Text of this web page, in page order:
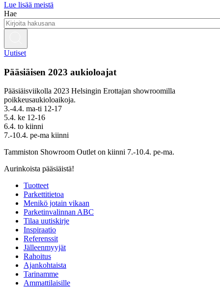
Lue lisää meistä
Hae
Uutiset
Pääsiäisen 2023 aukioloajat
Pääsiäisviikolla 2023 Helsingin Erottajan showroomilla
poikkeusaukioloaikoja.
3.-4.4. ma-ti 12-17
5.4. ke 12-16
6.4. to kiinni
7.-10.4. pe-ma kiinni
Tammiston Showroom Outlet on kiinni 7.-10.4. pe-ma.
Aurinkoista pääsiäistä!
Tuotteet
Parkettitietoa
Menikö jotain vikaan
Parketinvalinnan ABC
Tilaa uutiskirje
Inspiraatio
Referenssit
Jälleenmyyjät
Rahoitus
Ajankohtaista
Tarinamme
Ammattilaisille